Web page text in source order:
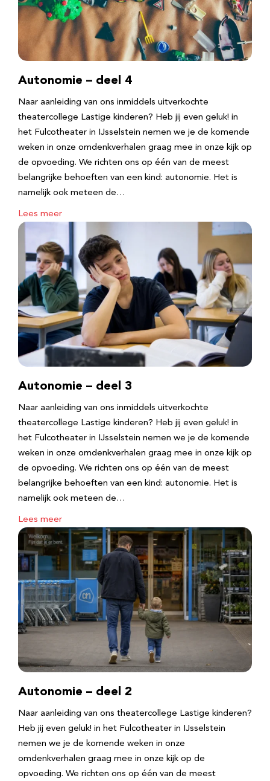
Autonomie – deel 4
Naar aanleiding van ons inmiddels uitverkochte
theatercollege Lastige kinderen? Heb jij even geluk! in
het Fulcotheater in IJsselstein nemen we je de komende
weken in onze omdenkverhalen graag mee in onze kijk op
de opvoeding. We richten ons op één van de meest
belangrijke behoeften van een kind: autonomie. Het is
namelijk ook meteen de…
Lees meer
Autonomie – deel 3
Naar aanleiding van ons inmiddels uitverkochte
theatercollege Lastige kinderen? Heb jij even geluk! in
het Fulcotheater in IJsselstein nemen we je de komende
weken in onze omdenkverhalen graag mee in onze kijk op
de opvoeding. We richten ons op één van de meest
belangrijke behoeften van een kind: autonomie. Het is
namelijk ook meteen de…
Lees meer
Autonomie – deel 2
Naar aanleiding van ons theatercollege Lastige kinderen?
Heb jij even geluk! in het Fulcotheater in IJsselstein
nemen we je de komende weken in onze
omdenkverhalen graag mee in onze kijk op de
opvoeding. We richten ons op één van de meest